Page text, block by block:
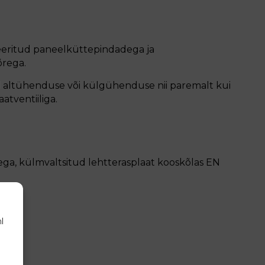
paneelküttepindadega ja
altühenduse või külgühenduse nii paremalt kui
külmvaltsitud lehtterasplaat kooskõlas EN